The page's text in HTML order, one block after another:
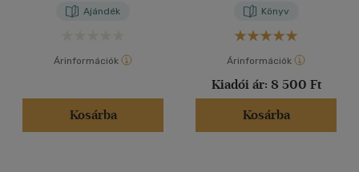
Ajándék
Árinformációk
Kosárba
Könyv
Árinformációk
Kiadói ár: 8 500 Ft
Kosárba